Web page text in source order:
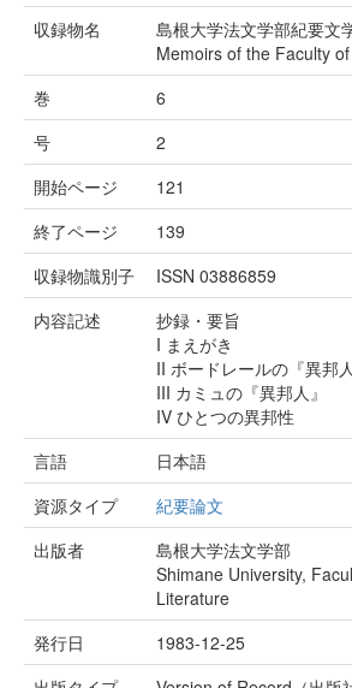
収録物名
島根大学法文学部紀要文
Memoirs of the Faculty
巻
6
号
2
開始ページ
121
終了ページ
139
収録物識別子
ISSN 03886859
内容記述
抄録・要旨
I まえがき
II ボードレールの『異邦人
III カミュの『異邦人』
IV ひとつの異邦性
言語
日本語
資源タイプ
紀要論文
出版者
島根大学法文学部
Shimane University,
Literature
発行日
1983-12-25